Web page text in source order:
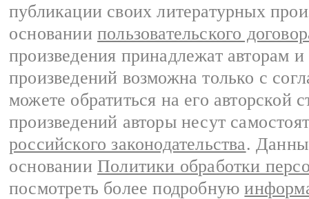
публикации своих литературных
основании пользовательского
произведения принадлежат авторам
произведений возможна только с
можете обратиться на его авторской
произведений авторы несут
российского законодательства.
основании Политики обработки
посмотреть более подробную